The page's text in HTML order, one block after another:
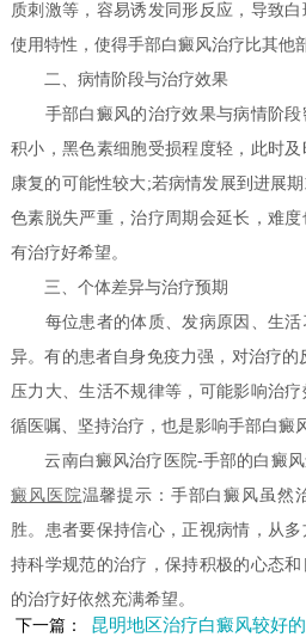
质刺激等，容易诱发同形反应，导致
使用特性，使得手部白癜风治疗比其他
二、病情阶段与治疗效果
手部白癜风的治疗效果与病情阶段
积小，黑色素细胞受损程度轻，此时及
康复的可能性较大;若病情发展到进展
色素脱失严重，治疗周期会延长，难
有治疗好希望。
三、个体差异与治疗预期
每位患者的体质、发病原因、生活
异。有的患者自身免疫力强，对治疗
压力大、生活不规律等，可能影响治
循医嘱、坚持治疗，也是影响手部白癜
云南白癜风治疗医院-手部的白癜风
癜风医院温馨提示：手部白癜风虽然
胜。患者要保持信心，正视病情，从
持科学规范的治疗，保持积极的心态
的治疗好依然充满希望。
下一篇：
昆明地区治疗白癜风较好的医